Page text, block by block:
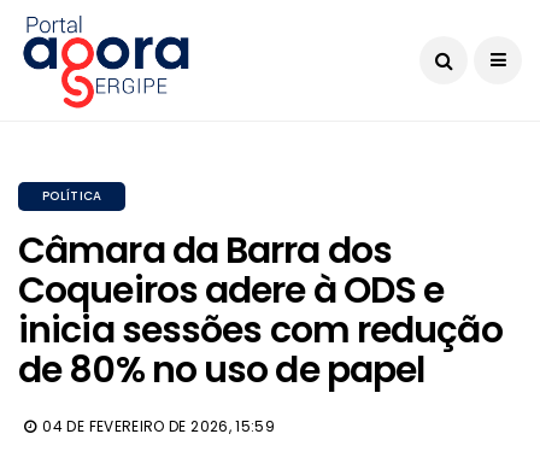
POLÍTICA
​​​​​​​Câmara da Barra dos
Coqueiros adere à ODS e
inicia sessões com redução
de 80% no uso de papel
04 DE FEVEREIRO DE 2026, 15:59